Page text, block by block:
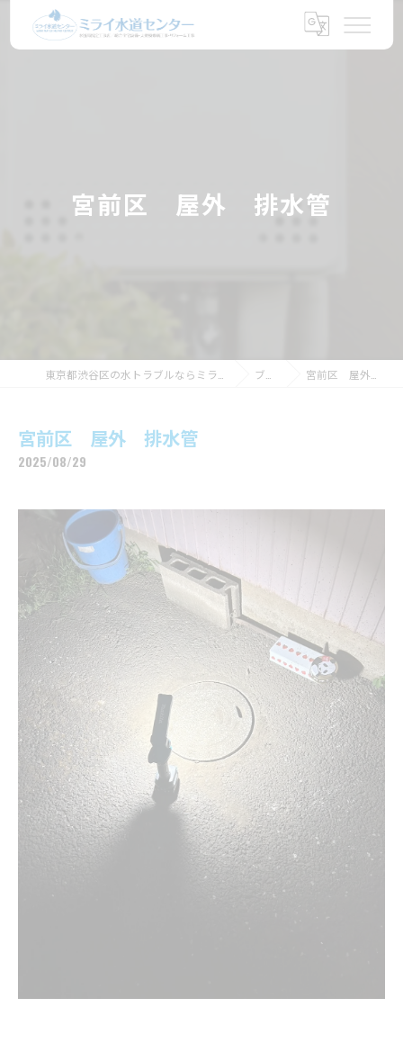
宮前区 屋外 排水管
ブログ 宮前区 屋外 排水管
宮前区 屋外 排水管
2025/08/29